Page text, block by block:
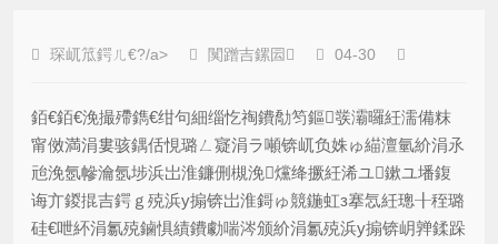
琛屼笟鍔ㄦ€?/a> 闃蹭吉鏍囩 04-30
銆€銆€浼撮殢鐫€绀句細缁忔祹鐨勪笉鏂彂灞曪紝濡備粖
甯傚満涓婁骇鍝佸悓璐ㄥ寲涓ラ噸锛屼负姝ゅ緢澶氫紒涓氶
兘浼氬幓瀹氬埗浜岀淮鐮侀槻浼爣绛撅紝浠ユ鏉ユ墦鍑
诲亣鍐掍吉鍔ｇ殑浜у搧锛岀淮鎶ゅ競鍦虹з搴忥紝璁╂秷璐
硅€呭紑涓氱殑鏀惧績鐨勮喘涔颁紒涓氱殑浜у搧锛岄亸鍒跺